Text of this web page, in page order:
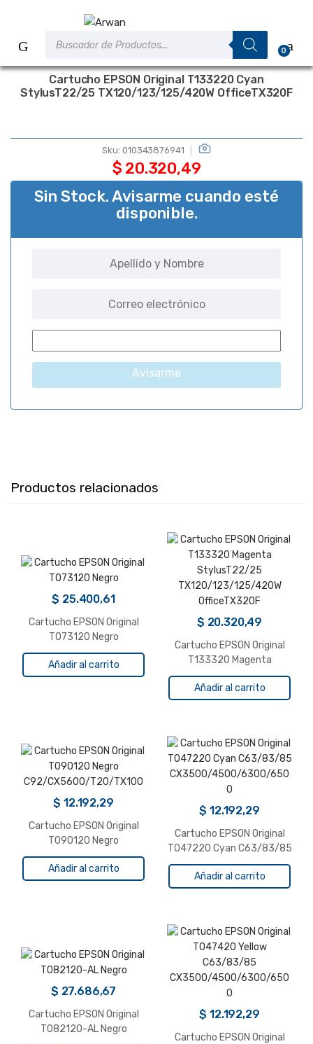
contenido
0
Cartucho EPSON Original T133220 Cyan
StylusT22/25 TX120/123/125/420W OfficeTX320F
Sku: 010343876941
$ 20.320,49
Sin Stock. Avisarme cuando esté
disponible.
Avisarme
Productos relacionados
$ 25.400,61
Cartucho EPSON Original
T073120 Negro
Añadir al carrito
$ 20.320,49
Cartucho EPSON Original
T133320 Magenta
StylusT22/25
TX120/123/125/420W
OfficeTX320F
Añadir al carrito
$ 12.192,29
Cartucho EPSON Original
T090120 Negro
C92/CX5600/T20/TX100
Añadir al carrito
$ 12.192,29
Cartucho EPSON Original
T047220 Cyan C63/83/85
CX3500/4500/6300/650
0
Añadir al carrito
$ 27.686,67
Cartucho EPSON Original
T082120-AL Negro
$ 12.192,29
Cartucho EPSON Original